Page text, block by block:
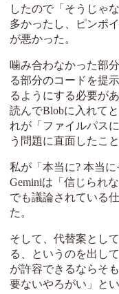
したので「そうじゃ
多かったし、ピンポ
が悪かった。
噛み合わなかった部
る部分のコードを提
るようにする必要が
読んでBlobに入れて
れが「ファイルパス
う問題に直面したこと
私が「本当に? 本当に
Geminiは「信じられ
でも議論されている
た。
そして、代替案とし
る、というのを出し
が許容できるならそ
要ないやろがい」と